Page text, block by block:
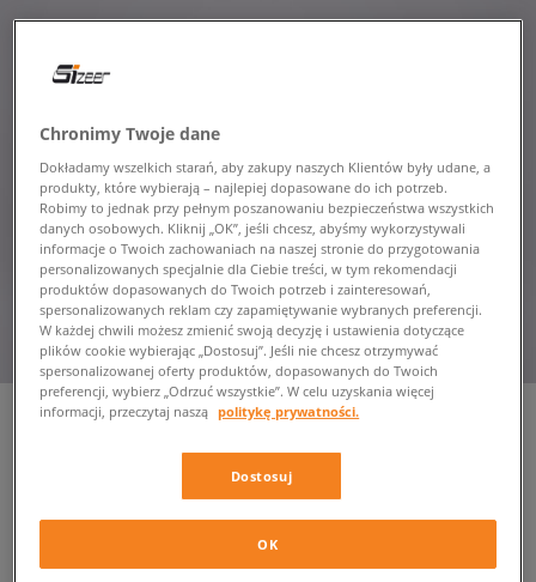
damskie, sneakersy
Chronimy Twoje dane
Dokładamy wszelkich starań, aby zakupy naszych Klientów były udane, a
produkty, które wybierają – najlepiej dopasowane do ich potrzeb.
Robimy to jednak przy pełnym poszanowaniu bezpieczeństwa wszystkich
danych osobowych. Kliknij „OK”, jeśli chcesz, abyśmy wykorzystywali
informacje o Twoich zachowaniach na naszej stronie do przygotowania
personalizowanych specjalnie dla Ciebie treści, w tym rekomendacji
produktów dopasowanych do Twoich potrzeb i zainteresowań,
spersonalizowanych reklam czy zapamiętywanie wybranych preferencji.
W każdej chwili możesz zmienić swoją decyzję i ustawienia dotyczące
plików cookie wybierając „Dostosuj”. Jeśli nie chcesz otrzymywać
spersonalizowanej oferty produktów, dopasowanych do Twoich
preferencji, wybierz „Odrzuć wszystkie”. W celu uzyskania więcej
informacji, przeczytaj naszą politykę prywatności.
Dostosuj
OK